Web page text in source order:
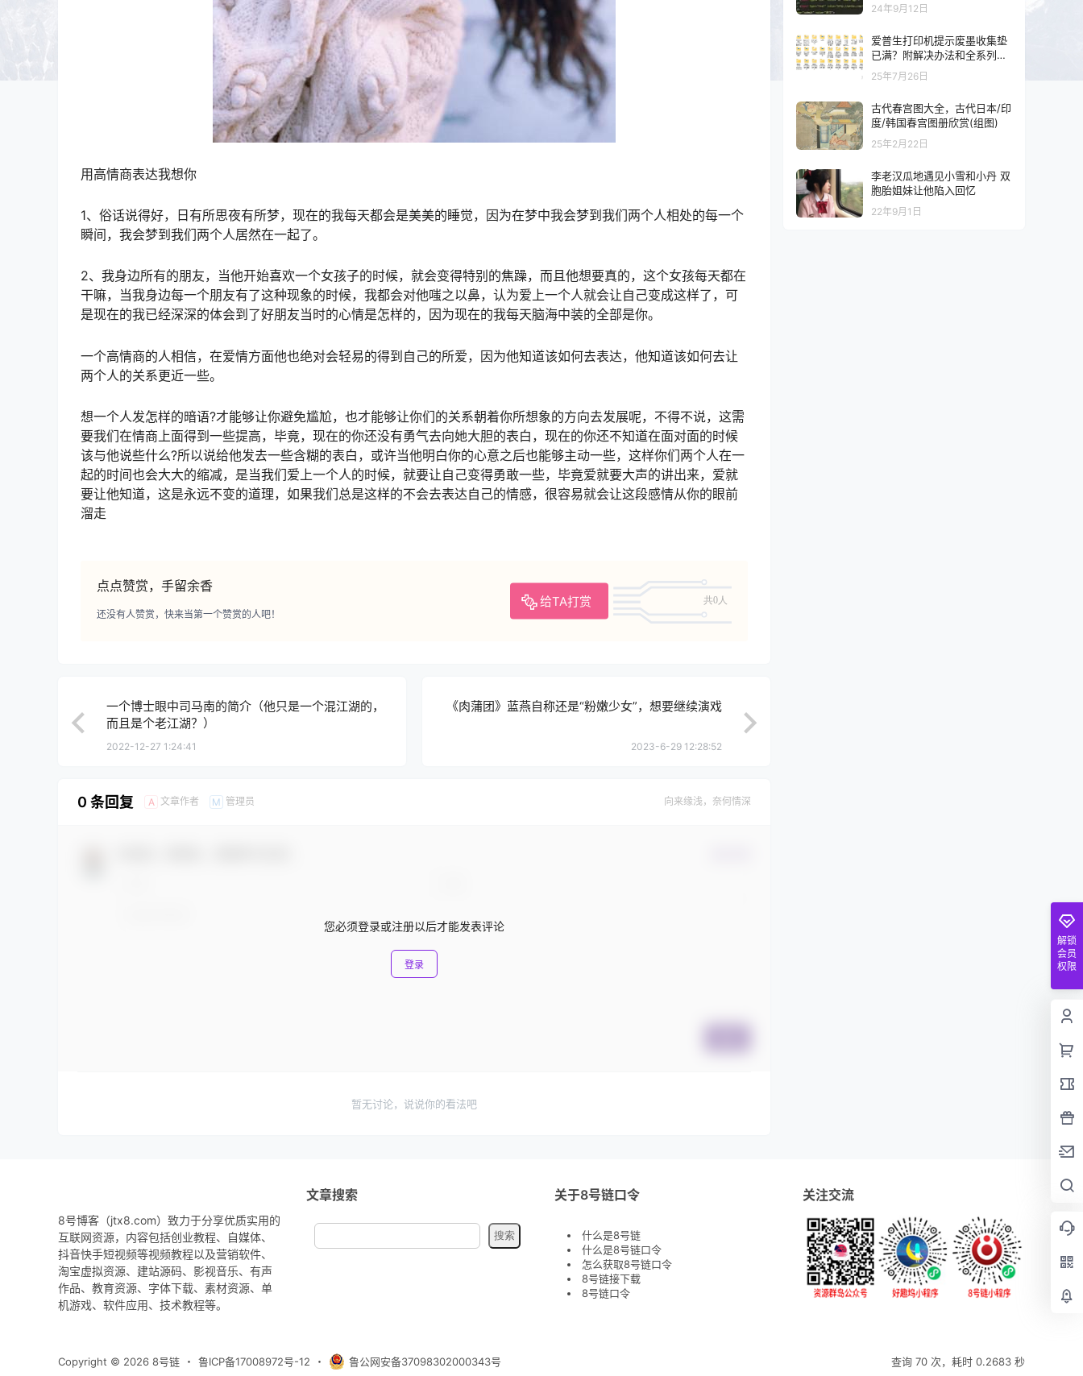
用高情商表达我想你
1、俗话说得好，日有所思夜有所梦，现在的我每天都会是美美的睡觉，因为在梦中我会梦到我们两个人相处的每一个
瞬间，我会梦到我们两个人居然在一起了。
2、我身边所有的朋友，当他开始喜欢一个女孩子的时候，就会变得特别的焦躁，而且他想要真的，这个女孩每天都在
干嘛，当我身边每一个朋友有了这种现象的时候，我都会对他嗤之以鼻，认为爱上一个人就会让自己变成这样了，可
是现在的我已经深深的体会到了好朋友当时的心情是怎样的，因为现在的我每天脑海中装的全部是你。
一个高情商的人相信，在爱情方面他也绝对会轻易的得到自己的所爱，因为他知道该如何去表达，他知道该如何去让
两个人的关系更近一些。
想一个人发怎样的暗语?才能够让你避免尴尬，也才能够让你们的关系朝着你所想象的方向去发展呢，不得不说，这需
要我们在情商上面得到一些提高，毕竟，现在的你还没有勇气去向她大胆的表白，现在的你还不知道在面对面的时候
该与他说些什么?所以说给他发去一些含糊的表白，或许当他明白你的心意之后也能够主动一些，这样你们两个人在一
起的时间也会大大的缩减，是当我们爱上一个人的时候，就要让自己变得勇敢一些，毕竟爱就要大声的讲出来，爱就
要让他知道，这是永远不变的道理，如果我们总是这样的不会去表达自己的情感，很容易就会让这段感情从你的眼前
溜走
点点赞赏，手留余香
给TA打赏 共0人
还没有人赞赏，快来当第一个赞赏的人吧！
一个博士眼中司马南的简介（他只是一个混江湖的，
而且是个老江湖？）
2022-12-27 1:24:41
《肉蒲团》蓝燕自称还是“粉嫩少女”，想要继续演戏
2023-6-29 12:28:52
0 条回复 A 文章作者 M 管理员 向来缘浅，奈何情深
您必须登录或注册以后才能发表评论
登录
暂无讨论，说说你的看法吧
24年9月12日
爱普生打印机提示废墨收集垫
已满？附解决办法和全系列清
零工具和教程
25年7月26日
古代春宫图大全，古代日本/印
度/韩国春宫图册欣赏(组图)
25年2月22日
李老汉瓜地遇见小雪和小丹 双
胞胎姐妹让他陷入回忆
22年9月1日
解锁
会员
权限
8号博客（jtx8.com）致力于分享优质实用的
互联网资源，内容包括创业教程、自媒体、
抖音快手短视频等视频教程以及营销软件、
淘宝虚拟资源、建站源码、影视音乐、有声
作品、教育资源、字体下载、素材资源、单
机游戏、软件应用、技术教程等。
文章搜索 关于8号链口令
什么是8号链
什么是8号链口令
怎么获取8号链口令
8号链接下载
8号链口令
关注交流
Copyright © 2026 8号链 ・ 鲁ICP备17008972号-12 ・ 鲁公网安备37098302000343号 查询 70 次，耗时 0.2683 秒